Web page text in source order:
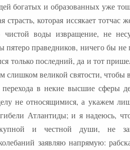
богатых и образованных уже
которая иссякает тотчас
воды извращение, не
пятеро праведников, ничего бы
только последний, да и тот
великой святости, чтобы
в некие высшие сферы
не относящимися, а укажем
Атлантиды; и я надеюсь,
и честной души, не
заявляю напрямую: